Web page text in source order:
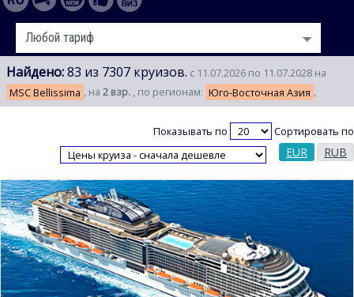
Найдено:83 из 7307 круизов. с 11.07.2026 по 11.07.2028 на
MSC Bellissima , на 2 взр. , по регионам: Юго-Восточная Азия ,
Показывать по Сортировать по
EUR RUB